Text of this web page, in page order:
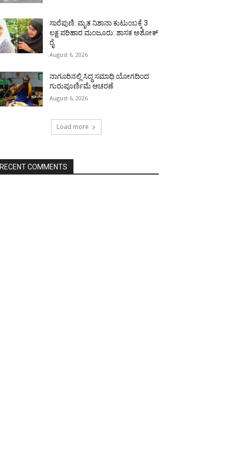
ಸಾರೆಪುಣಿ: ಮೃತ ನಿಶಾನಾ ಕುಟುಂಬಕ್ಕೆ 3
ಲಕ್ಷ ಪರಿಹಾರ ಮಂಜೂರು: ಶಾಸಕ ಅಶೋಕ್
ರೈ
August 6, 2026
ನಾಗೂರಿನಲ್ಲಿ ಸಿದ್ಧ ಸಮಾಧಿ ಯೋಗದಿಂದ
ಗುರುಪೂರ್ಣಿಮೆ ಆಚರಣೆ
August 6, 2026
Load more
RECENT COMMENTS